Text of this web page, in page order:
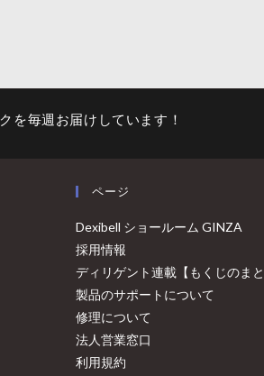
を毎週お届けしています！
ページ
Dexibell ショールーム GINZA
採用情報
ディリゲント連載【もくじのまと
製品のサポートについて
修理について
法人営業窓口
利用規約